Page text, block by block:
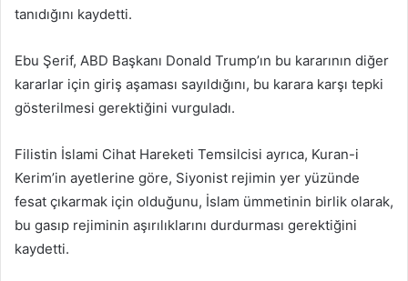
tanıdığını kaydetti.
Ebu Şerif, ABD Başkanı Donald Trump’ın bu kararının diğer
kararlar için giriş aşaması sayıldığını, bu karara karşı tepki
gösterilmesi gerektiğini vurguladı.
Filistin İslami Cihat Hareketi Temsilcisi ayrıca, Kuran-i
Kerim’in ayetlerine göre, Siyonist rejimin yer yüzünde
fesat çıkarmak için olduğunu, İslam ümmetinin birlik olarak,
bu gasıp rejiminin aşırılıklarını durdurması gerektiğini
kaydetti.